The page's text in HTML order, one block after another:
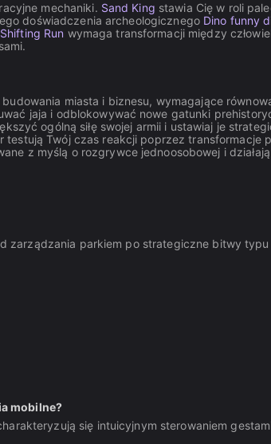
mechaniki. Sand King stawia Cię w roli
doświadczenia archeologicznego Dino funny
Run wymaga transformacji między
miasta i biznesu, wymagające
jaja i odblokowywać nowe gatunki
ogólną siłę swojej armii i ustawiaj je
testują Twój czas reakcji poprzez transformacje
z myślą o rozgrywce jednoosobowej i
zarządzania parkiem po strategiczne bitwy
mobilne?
się intuicyjnym sterowaniem